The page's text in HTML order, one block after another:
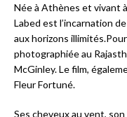
Née à Athènes et vivant
Labed est l’incarnation
aux horizons
photographiée au
McGinley. Le film,
Fleur Fortuné.
Ses cheveux au vent,